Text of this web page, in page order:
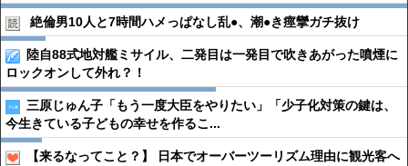
絶倫男10人と7時間ハメっぱなし乱●︎、潮●︎き痙攣ガチ抜け
陸自88式地対艦ミサイル、二発目は一発目で吹きあがった噴煙に
ロックオンして外れ？！
三原じゅん子「もう一度大臣をやりたい」「少子化対策の鍵は、
今生きている子どもの幸せを作るこ...
【来るなってこと？】 日本でオーバーツーリズム理由に観光客へ